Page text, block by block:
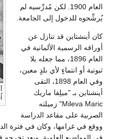
العام 1900. لكن مُدرِّسيه لم
يُرشِّحوه للدخول إلى الجامعة.
كان أينشتاين قد تنازل عن
أوراقه الرسمية الألمانية في
العام 1896، مما جعله بلا
ثبوتية أو انتماءٍ لأي بلدٍ معين،
وفي العام 1898، التقى
أينشتاين بـ "ميلِفا ماريك
Mileva Maric" زميلته
الصربية على مقاعد الدراسة
ووقع في غرامها، وكان في فترة